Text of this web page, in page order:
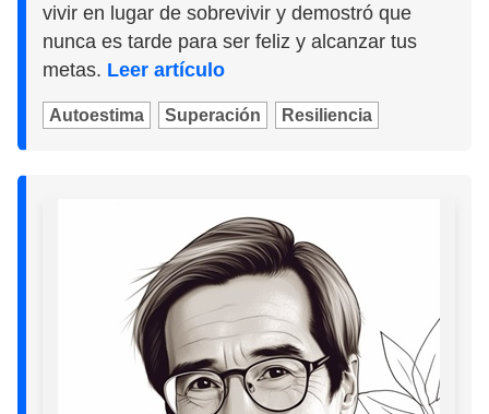
vivir en lugar de sobrevivir y demostró que
nunca es tarde para ser feliz y alcanzar tus
metas. Leer artículo
Autoestima Superación Resiliencia